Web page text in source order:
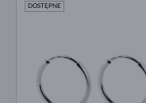
DOSTĘPNE